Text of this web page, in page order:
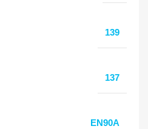
139
137
EN90A